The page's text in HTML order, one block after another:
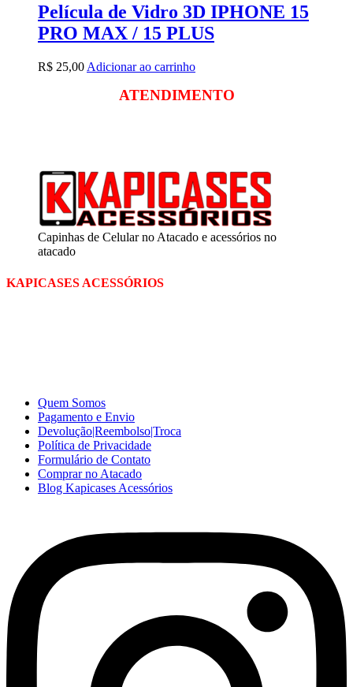
Película de Vidro 3D IPHONE 15
PRO MAX / 15 PLUS
R$ 25,00 Adicionar ao carrinho
ATENDIMENTO
Capinhas de Celular no Atacado e acessórios no
atacado
KAPICASES ACESSÓRIOS
Quem Somos
Pagamento e Envio
Devolução|Reembolso|Troca
Política de Privacidade
Formulário de Contato
Comprar no Atacado
Blog Kapicases Acessórios